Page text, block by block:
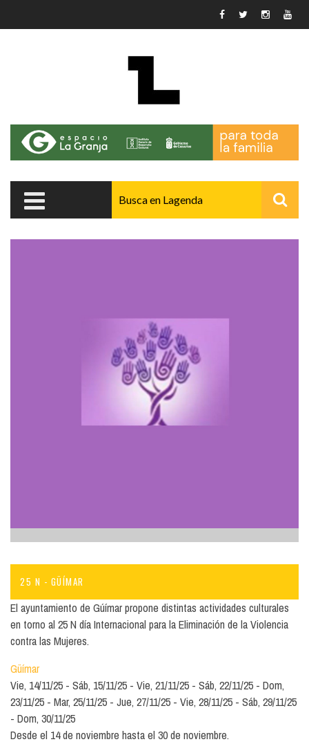
25 N - GÜÍMAR
El ayuntamiento de Gúímar propone distintas actividades culturales
en torno al 25 N día Internacional para la Eliminación de la Violencia
contra las Mujeres.
Güímar
Vie, 14/11/25
Sáb, 15/11/25 Vie, 21/11/25 Sáb, 22/11/25
Dom,
23/11/25
Mar, 25/11/25 Jue, 27/11/25 Vie, 28/11/25
Sáb, 29/11/25
Dom, 30/11/25
Desde el 14 de noviembre hasta el 30 de noviembre.